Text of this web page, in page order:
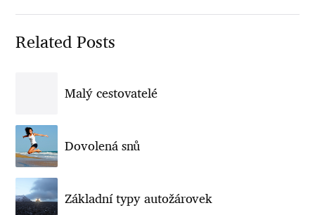
Related Posts
Malý cestovatelé
Dovolená snů
Základní typy autožárovek